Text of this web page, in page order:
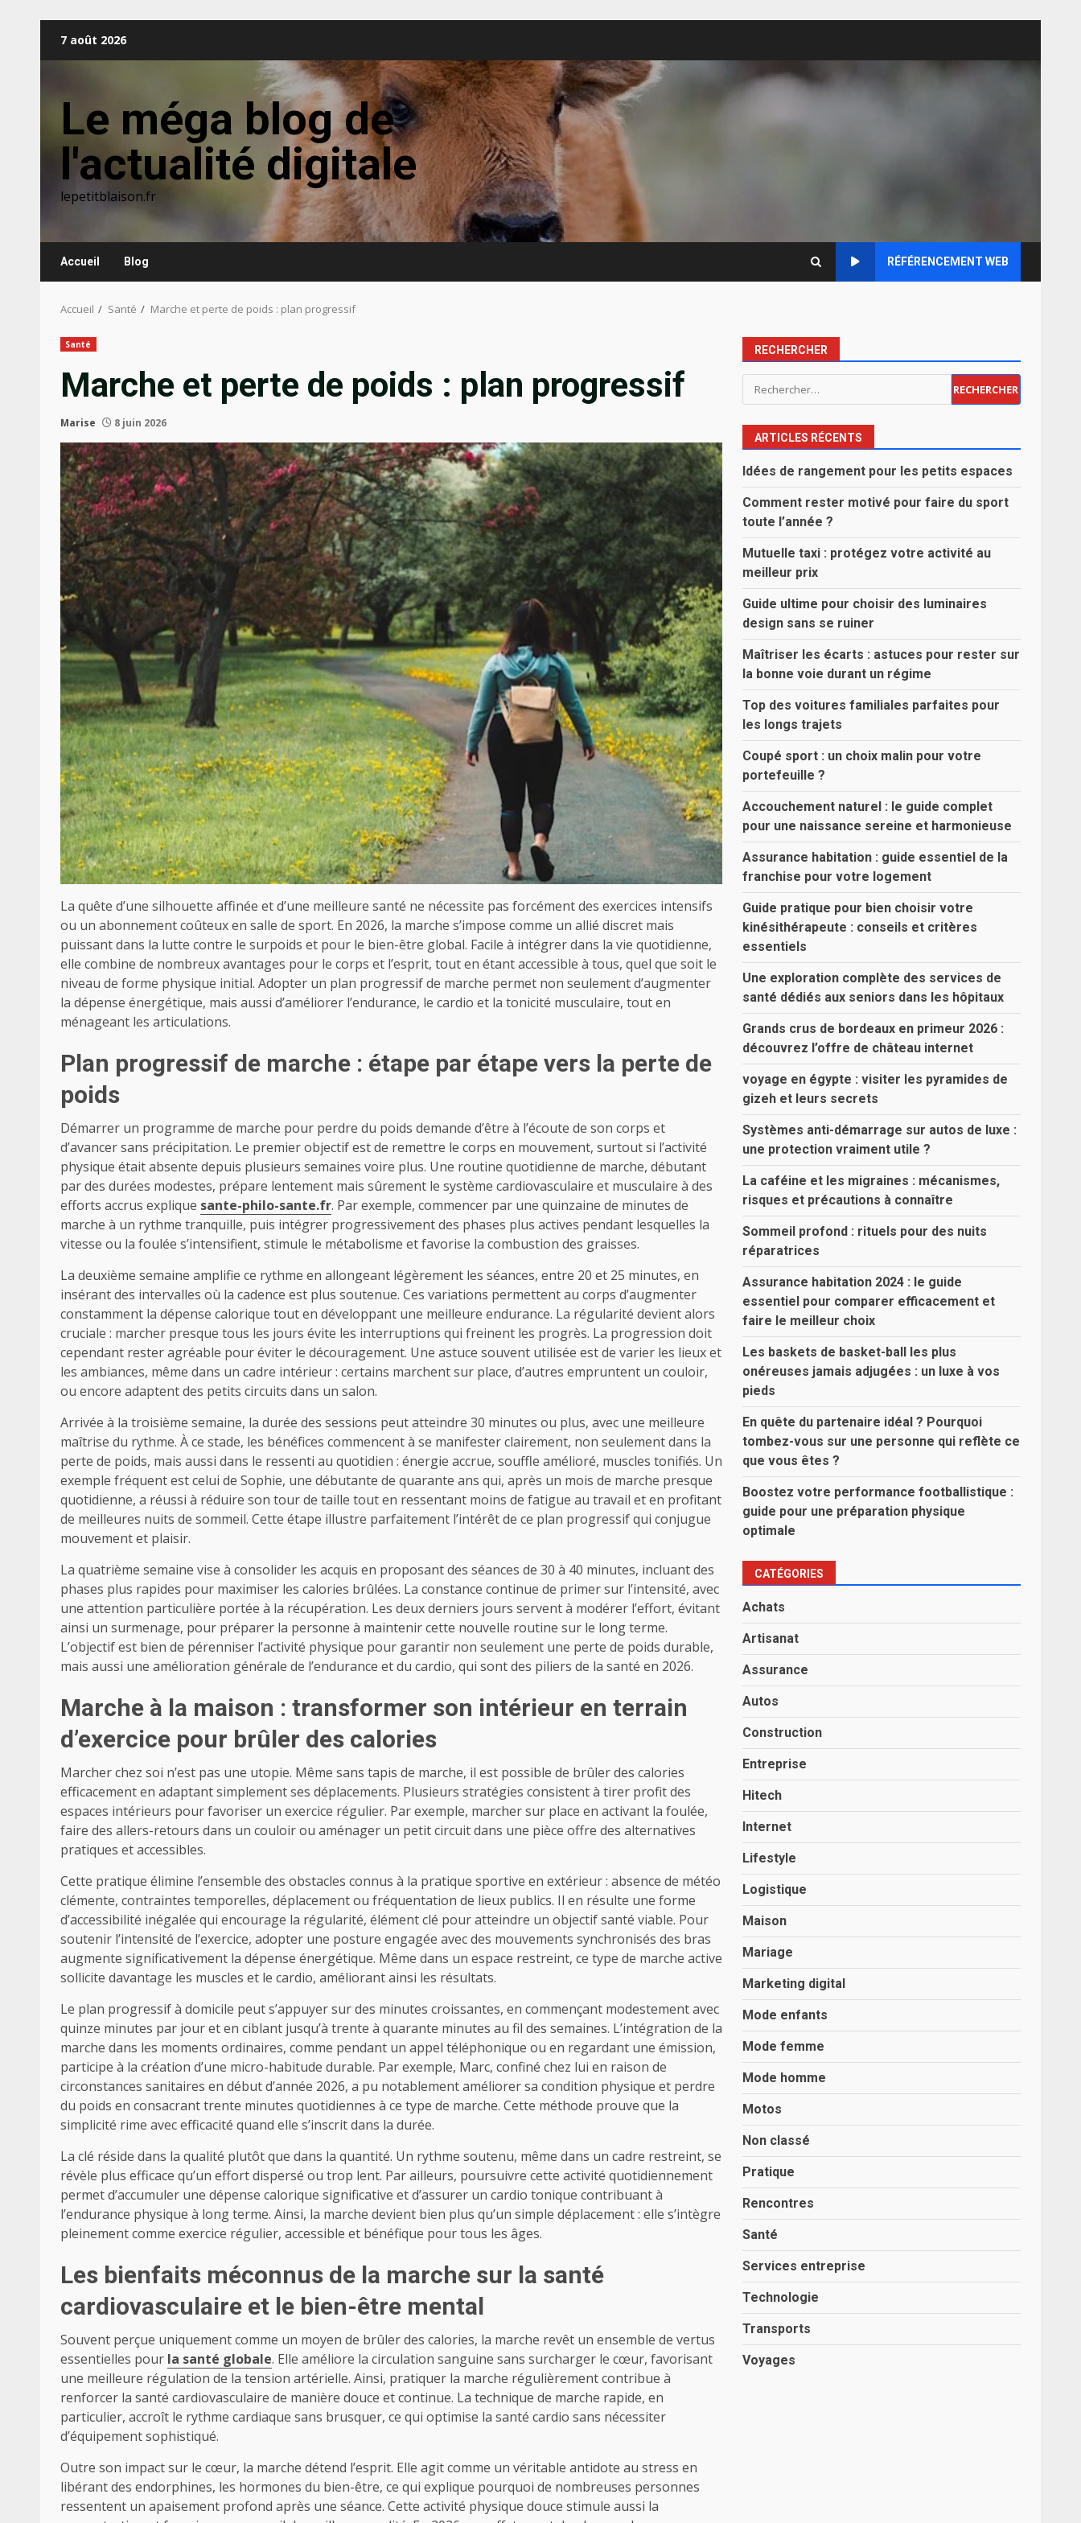
7 août 2026
Le méga blog de
l'actualité digitale
lepetitblaison.fr
Accueil Blog RÉFÉRENCEMENT WEB
Accueil Santé Marche et perte de poids : plan progressif
Santé
Marche et perte de poids : plan progressif
Marise 8 juin 2026
La quête d’une silhouette affinée et d’une meilleure santé ne nécessite pas forcément des exercices intensifs
ou un abonnement coûteux en salle de sport. En 2026, la marche s’impose comme un allié discret mais
puissant dans la lutte contre le surpoids et pour le bien-être global. Facile à intégrer dans la vie quotidienne,
elle combine de nombreux avantages pour le corps et l’esprit, tout en étant accessible à tous, quel que soit le
niveau de forme physique initial. Adopter un plan progressif de marche permet non seulement d’augmenter
la dépense énergétique, mais aussi d’améliorer l’endurance, le cardio et la tonicité musculaire, tout en
ménageant les articulations.
Plan progressif de marche : étape par étape vers la perte de
poids
Démarrer un programme de marche pour perdre du poids demande d’être à l’écoute de son corps et
d’avancer sans précipitation. Le premier objectif est de remettre le corps en mouvement, surtout si l’activité
physique était absente depuis plusieurs semaines voire plus. Une routine quotidienne de marche, débutant
par des durées modestes, prépare lentement mais sûrement le système cardiovasculaire et musculaire à des
efforts accrus explique sante-philo-sante.fr. Par exemple, commencer par une quinzaine de minutes de
marche à un rythme tranquille, puis intégrer progressivement des phases plus actives pendant lesquelles la
vitesse ou la foulée s’intensifient, stimule le métabolisme et favorise la combustion des graisses.
La deuxième semaine amplifie ce rythme en allongeant légèrement les séances, entre 20 et 25 minutes, en
insérant des intervalles où la cadence est plus soutenue. Ces variations permettent au corps d’augmenter
constamment la dépense calorique tout en développant une meilleure endurance. La régularité devient alors
cruciale : marcher presque tous les jours évite les interruptions qui freinent les progrès. La progression doit
cependant rester agréable pour éviter le découragement. Une astuce souvent utilisée est de varier les lieux et
les ambiances, même dans un cadre intérieur : certains marchent sur place, d’autres empruntent un couloir,
ou encore adaptent des petits circuits dans un salon.
Arrivée à la troisième semaine, la durée des sessions peut atteindre 30 minutes ou plus, avec une meilleure
maîtrise du rythme. À ce stade, les bénéfices commencent à se manifester clairement, non seulement dans la
perte de poids, mais aussi dans le ressenti au quotidien : énergie accrue, souffle amélioré, muscles tonifiés. Un
exemple fréquent est celui de Sophie, une débutante de quarante ans qui, après un mois de marche presque
quotidienne, a réussi à réduire son tour de taille tout en ressentant moins de fatigue au travail et en profitant
de meilleures nuits de sommeil. Cette étape illustre parfaitement l’intérêt de ce plan progressif qui conjugue
mouvement et plaisir.
La quatrième semaine vise à consolider les acquis en proposant des séances de 30 à 40 minutes, incluant des
phases plus rapides pour maximiser les calories brûlées. La constance continue de primer sur l’intensité, avec
une attention particulière portée à la récupération. Les deux derniers jours servent à modérer l’effort, évitant
ainsi un surmenage, pour préparer la personne à maintenir cette nouvelle routine sur le long terme.
L’objectif est bien de pérenniser l’activité physique pour garantir non seulement une perte de poids durable,
mais aussi une amélioration générale de l’endurance et du cardio, qui sont des piliers de la santé en 2026.
Marche à la maison : transformer son intérieur en terrain
d’exercice pour brûler des calories
Marcher chez soi n’est pas une utopie. Même sans tapis de marche, il est possible de brûler des calories
efficacement en adaptant simplement ses déplacements. Plusieurs stratégies consistent à tirer profit des
espaces intérieurs pour favoriser un exercice régulier. Par exemple, marcher sur place en activant la foulée,
faire des allers-retours dans un couloir ou aménager un petit circuit dans une pièce offre des alternatives
pratiques et accessibles.
Cette pratique élimine l’ensemble des obstacles connus à la pratique sportive en extérieur : absence de météo
clémente, contraintes temporelles, déplacement ou fréquentation de lieux publics. Il en résulte une forme
d’accessibilité inégalée qui encourage la régularité, élément clé pour atteindre un objectif santé viable. Pour
soutenir l’intensité de l’exercice, adopter une posture engagée avec des mouvements synchronisés des bras
augmente significativement la dépense énergétique. Même dans un espace restreint, ce type de marche active
sollicite davantage les muscles et le cardio, améliorant ainsi les résultats.
Le plan progressif à domicile peut s’appuyer sur des minutes croissantes, en commençant modestement avec
quinze minutes par jour et en ciblant jusqu’à trente à quarante minutes au fil des semaines. L’intégration de la
marche dans les moments ordinaires, comme pendant un appel téléphonique ou en regardant une émission,
participe à la création d’une micro-habitude durable. Par exemple, Marc, confiné chez lui en raison de
circonstances sanitaires en début d’année 2026, a pu notablement améliorer sa condition physique et perdre
du poids en consacrant trente minutes quotidiennes à ce type de marche. Cette méthode prouve que la
simplicité rime avec efficacité quand elle s’inscrit dans la durée.
La clé réside dans la qualité plutôt que dans la quantité. Un rythme soutenu, même dans un cadre restreint, se
révèle plus efficace qu’un effort dispersé ou trop lent. Par ailleurs, poursuivre cette activité quotidiennement
permet d’accumuler une dépense calorique significative et d’assurer un cardio tonique contribuant à
l’endurance physique à long terme. Ainsi, la marche devient bien plus qu’un simple déplacement : elle s’intègre
pleinement comme exercice régulier, accessible et bénéfique pour tous les âges.
Les bienfaits méconnus de la marche sur la santé
cardiovasculaire et le bien-être mental
Souvent perçue uniquement comme un moyen de brûler des calories, la marche revêt un ensemble de vertus
essentielles pour la santé globale. Elle améliore la circulation sanguine sans surcharger le cœur, favorisant
une meilleure régulation de la tension artérielle. Ainsi, pratiquer la marche régulièrement contribue à
renforcer la santé cardiovasculaire de manière douce et continue. La technique de marche rapide, en
particulier, accroît le rythme cardiaque sans brusquer, ce qui optimise la santé cardio sans nécessiter
d’équipement sophistiqué.
Outre son impact sur le cœur, la marche détend l’esprit. Elle agit comme un véritable antidote au stress en
libérant des endorphines, les hormones du bien-être, ce qui explique pourquoi de nombreuses personnes
ressentent un apaisement profond après une séance. Cette activité physique douce stimule aussi la
RECHERCHER
Rechercher :
ARTICLES RÉCENTS
Idées de rangement pour les petits espaces
Comment rester motivé pour faire du sport
toute l’année ?
Mutuelle taxi : protégez votre activité au
meilleur prix
Guide ultime pour choisir des luminaires
design sans se ruiner
Maîtriser les écarts : astuces pour rester sur
la bonne voie durant un régime
Top des voitures familiales parfaites pour
les longs trajets
Coupé sport : un choix malin pour votre
portefeuille ?
Accouchement naturel : le guide complet
pour une naissance sereine et harmonieuse
Assurance habitation : guide essentiel de la
franchise pour votre logement
Guide pratique pour bien choisir votre
kinésithérapeute : conseils et critères
essentiels
Une exploration complète des services de
santé dédiés aux seniors dans les hôpitaux
Grands crus de bordeaux en primeur 2026 :
découvrez l’offre de château internet
voyage en égypte : visiter les pyramides de
gizeh et leurs secrets
Systèmes anti-démarrage sur autos de luxe :
une protection vraiment utile ?
La caféine et les migraines : mécanismes,
risques et précautions à connaître
Sommeil profond : rituels pour des nuits
réparatrices
Assurance habitation 2024 : le guide
essentiel pour comparer efficacement et
faire le meilleur choix
Les baskets de basket-ball les plus
onéreuses jamais adjugées : un luxe à vos
pieds
En quête du partenaire idéal ? Pourquoi
tombez-vous sur une personne qui reflète ce
que vous êtes ?
Boostez votre performance footballistique :
guide pour une préparation physique
optimale
CATÉGORIES
Achats
Artisanat
Assurance
Autos
Construction
Entreprise
Hitech
Internet
Lifestyle
Logistique
Maison
Mariage
Marketing digital
Mode enfants
Mode femme
Mode homme
Motos
Non classé
Pratique
Rencontres
Santé
Services entreprise
Technologie
Transports
Voyages